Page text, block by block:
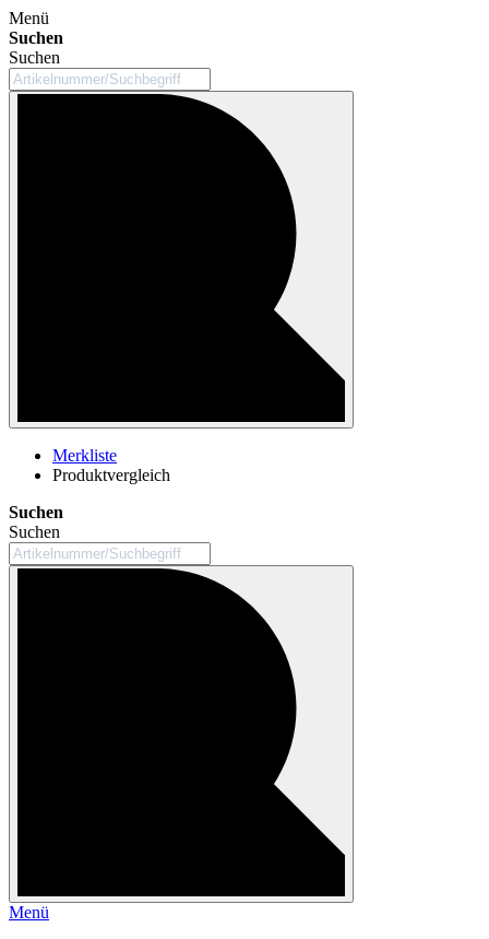
Menü
Suchen
Suchen
Merkliste
Produktvergleich
Suchen
Suchen
Menü